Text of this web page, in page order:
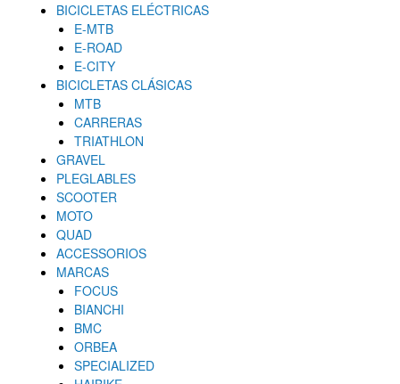
BICICLETAS ELÉCTRICAS
E-MTB
E-ROAD
E-CITY
BICICLETAS CLÁSICAS
MTB
CARRERAS
TRIATHLON
GRAVEL
PLEGLABLES
SCOOTER
MOTO
QUAD
ACCESSORIOS
MARCAS
FOCUS
BIANCHI
BMC
ORBEA
SPECIALIZED